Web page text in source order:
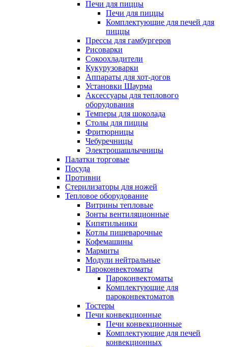
Печи для пиццы
Печи для пиццы
Комплектующие для печей для
пиццы
Прессы для гамбургеров
Рисоварки
Сокоохладители
Кукурузоварки
Аппараты для хот-догов
Установки Шаурма
Аксессуары для теплового
оборудования
Темперы для шоколада
Столы для пиццы
Фритюрницы
Чебуречницы
Электрошашлычницы
Палатки торговые
Посуда
Противни
Стерилизаторы для ножей
Тепловое оборудование
Витрины тепловые
Зонты вентиляционные
Кипятильники
Котлы пищеварочные
Кофемашины
Мармиты
Модули нейтральные
Пароконвектоматы
Пароконвектоматы
Комплектующие для
пароконвектоматов
Тостеры
Печи конвекционные
Печи конвекционные
Комплектующие для печей
конвекционных